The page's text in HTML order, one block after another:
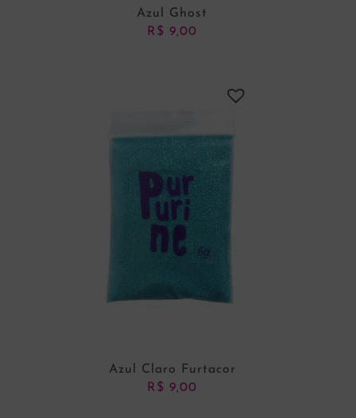
Azul Ghost
R$ 9,00
Azul Claro Furtacor
R$ 9,00